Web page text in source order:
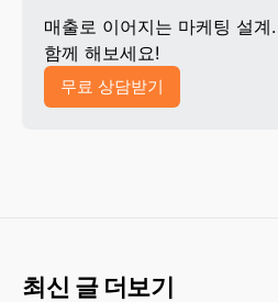
매출로 이어지는 마케팅 설
함께 해보세요!
무료 상담받기
최신 글 더보기